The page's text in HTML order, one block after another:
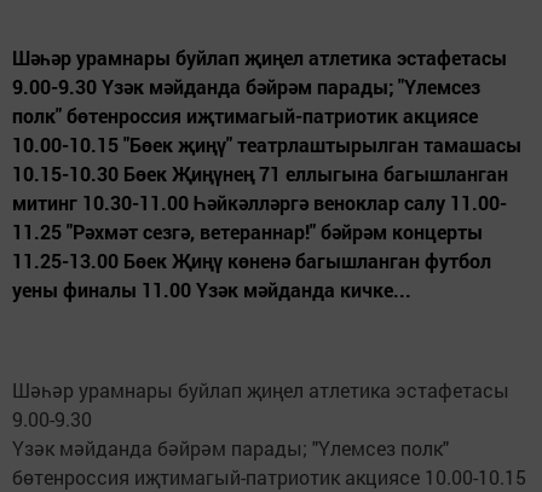
Шәһәр урамнары буйлап җиңел атлетика эстафетасы
9.00-9.30 Үзәк мәйданда бәйрәм парады; "Үлемсез
полк" бөтенроссия иҗтимагый-патриотик акциясе
10.00-10.15 "Бөек җиңү" театрлаштырылган тамашасы
10.15-10.30 Бөек Җиңүнең 71 еллыгына багышланган
митинг 10.30-11.00 Һәйкәлләргә веноклар салу 11.00-
11.25 "Рәхмәт сезгә, ветераннар!" бәйрәм концерты
11.25-13.00 Бөек Җиңү көненә багышланган футбол
уены финалы 11.00 Үзәк мәйданда кичке...
Шәһәр урамнары буйлап җиңел атлетика эстафетасы
9.00-9.30
Үзәк мәйданда бәйрәм парады; "Үлемсез полк"
бөтенроссия иҗтимагый-патриотик акциясе 10.00-10.15